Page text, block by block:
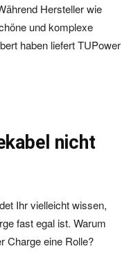
Hersteller wie
und komplexe
haben liefert TUPower
nicht
Ihr vielleicht wissen,
fast egal ist. Warum
Charge eine Rolle?